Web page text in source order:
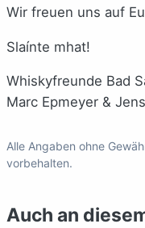
Wir freuen uns auf
Slaínte mhat!
Whiskyfreunde Bad
Marc Epmeyer &
Alle Angaben ohne
vorbehalten.
Auch an